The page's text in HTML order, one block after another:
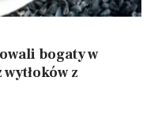
bogaty w
z